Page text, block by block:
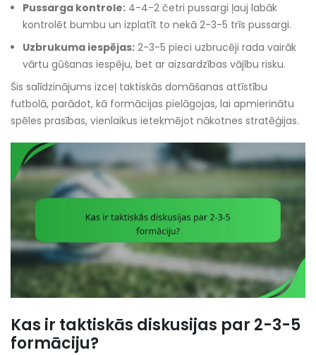
Pussarga kontrole: 4-4-2 četri pussargi ļauj labāk
kontrolēt bumbu un izplatīt to nekā 2-3-5 trīs pussargi.
Uzbrukuma iespējas: 2-3-5 pieci uzbrucēji rada vairāk
vārtu gūšanas iespēju, bet ar aizsardzības vājību risku.
Šis salīdzinājums izceļ taktiskās domāšanas attīstību
futbolā, parādot, kā formācijas pielāgojas, lai apmierinātu
spēles prasības, vienlaikus ietekmējot nākotnes stratēģijas.
Kas ir taktiskās diskusijas par 2-3-5
formāciju?